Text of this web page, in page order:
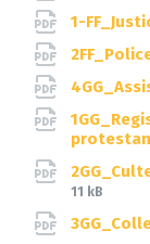
1-
11 kB